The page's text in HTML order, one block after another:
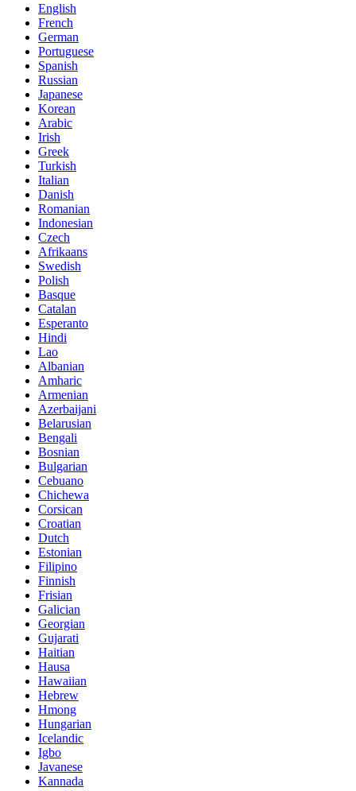
English
French
German
Portuguese
Spanish
Russian
Japanese
Korean
Arabic
Irish
Greek
Turkish
Italian
Danish
Romanian
Indonesian
Czech
Afrikaans
Swedish
Polish
Basque
Catalan
Esperanto
Hindi
Lao
Albanian
Amharic
Armenian
Azerbaijani
Belarusian
Bengali
Bosnian
Bulgarian
Cebuano
Chichewa
Corsican
Croatian
Dutch
Estonian
Filipino
Finnish
Frisian
Galician
Georgian
Gujarati
Haitian
Hausa
Hawaiian
Hebrew
Hmong
Hungarian
Icelandic
Igbo
Javanese
Kannada